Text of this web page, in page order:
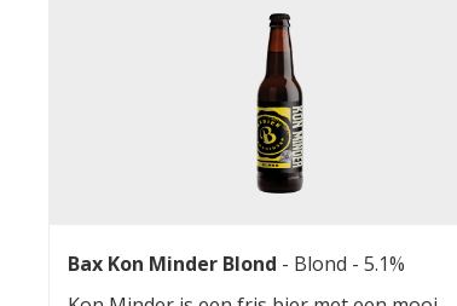
Bax Kon Minder Blond - Blond - 5.1%